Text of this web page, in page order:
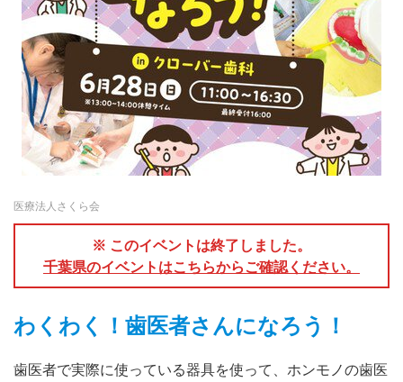
医療法人さくら会
※ このイベントは終了しました。
千葉県のイベントはこちらからご確認ください。
わくわく！歯医者さんになろう！
歯医者で実際に使っている器具を使って、ホンモノの歯医